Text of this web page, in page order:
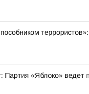
«Яблоко» ведет